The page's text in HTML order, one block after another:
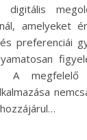
amelyeket
preferenciái
A megfelelő